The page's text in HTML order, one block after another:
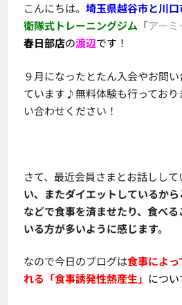
こんにちは。 埼玉県越谷市と川
衛隊式トレーニングジム「アーミ
春日部店の渡辺です！
９月になったとたん入会やお問
ています♪無料体験も行っており
い合わせください！
さて、最近会員さまとお話しして
い、またダイエットしているか
などで食事を済ませたり、食べ
いる方が多いように感じます。
なので今日のブログは食事によ
れる「食事誘発性熱産生」 につい